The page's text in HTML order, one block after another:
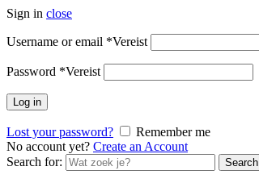
Sign in close
Username or email *Vereist
Password *Vereist
Log in
Lost your password?
Remember me
No account yet? Create an Account
Search for:
Search